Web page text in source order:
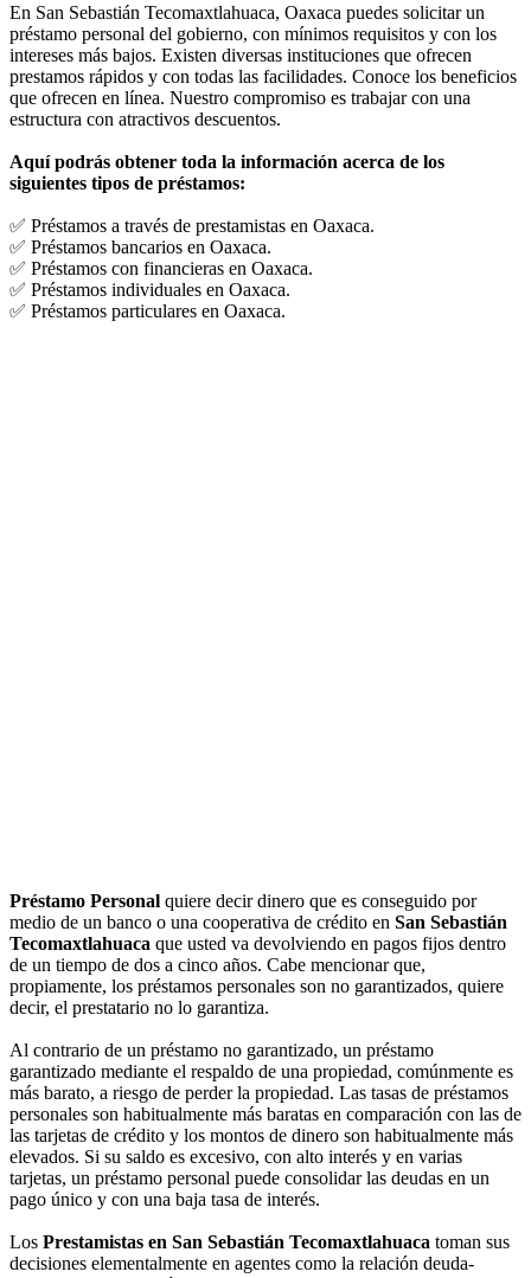
En San Sebastián Tecomaxtlahuaca, Oaxaca puedes solicitar un
préstamo personal del gobierno, con mínimos requisitos y con los
intereses más bajos. Existen diversas instituciones que ofrecen
prestamos rápidos y con todas las facilidades. Conoce los beneficios
que ofrecen en línea. Nuestro compromiso es trabajar con una
estructura con atractivos descuentos.
Aquí podrás obtener toda la información acerca de los
siguientes tipos de préstamos:
✅ Préstamos a través de prestamistas en Oaxaca.
✅ Préstamos bancarios en Oaxaca.
✅ Préstamos con financieras en Oaxaca.
✅ Préstamos individuales en Oaxaca.
✅ Préstamos particulares en Oaxaca.
Préstamo Personal quiere decir dinero que es conseguido por
medio de un banco o una cooperativa de crédito en San Sebastián
Tecomaxtlahuaca que usted va devolviendo en pagos fijos dentro
de un tiempo de dos a cinco años. Cabe mencionar que,
propiamente, los préstamos personales son no garantizados, quiere
decir, el prestatario no lo garantiza.
Al contrario de un préstamo no garantizado, un préstamo
garantizado mediante el respaldo de una propiedad, comúnmente es
más barato, a riesgo de perder la propiedad. Las tasas de préstamos
personales son habitualmente más baratas en comparación con las de
las tarjetas de crédito y los montos de dinero son habitualmente más
elevados. Si su saldo es excesivo, con alto interés y en varias
tarjetas, un préstamo personal puede consolidar las deudas en un
pago único y con una baja tasa de interés.
Los Prestamistas en San Sebastián Tecomaxtlahuaca toman sus
decisiones elementalmente en agentes como la relación deuda-